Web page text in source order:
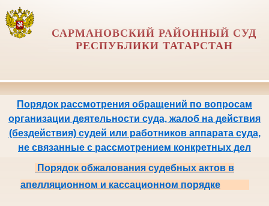
САРМАНОВСКИЙ РАЙОННЫЙ СУД
РЕСПУБЛИКИ ТАТАРСТАН
Порядок рассмотрения обращений по вопросам
организации деятельности суда, жалоб на действия
(бездействия) судей или работников аппарата суда,
не связанные с рассмотрением конкретных дел
Порядок обжалования судебных актов в
апелляционном и кассационном порядке